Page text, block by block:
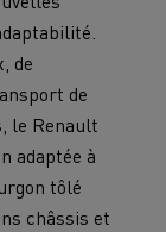
de
de
le Renault
adaptée à
tôlé
châssis et